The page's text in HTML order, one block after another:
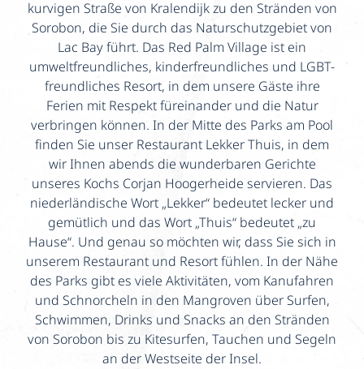
kurvigen Straße von Kralendijk zu den Stränden von
Sorobon, die Sie durch das Naturschutzgebiet von
Lac Bay führt. Das Red Palm Village ist ein
umweltfreundliches, kinderfreundliches und LGBT-
freundliches Resort, in dem unsere Gäste ihre
Ferien mit Respekt füreinander und die Natur
verbringen können. In der Mitte des Parks am Pool
finden Sie unser Restaurant Lekker Thuis, in dem
wir Ihnen abends die wunderbaren Gerichte
unseres Kochs Corjan Hoogerheide servieren. Das
niederländische Wort „Lekker“ bedeutet lecker und
gemütlich und das Wort „Thuis“ bedeutet „zu
Hause“. Und genau so möchten wir, dass Sie sich in
unserem Restaurant und Resort fühlen. In der Nähe
des Parks gibt es viele Aktivitäten, vom Kanufahren
und Schnorcheln in den Mangroven über Surfen,
Schwimmen, Drinks und Snacks an den Stränden
von Sorobon bis zu Kitesurfen, Tauchen und Segeln
an der Westseite der Insel.